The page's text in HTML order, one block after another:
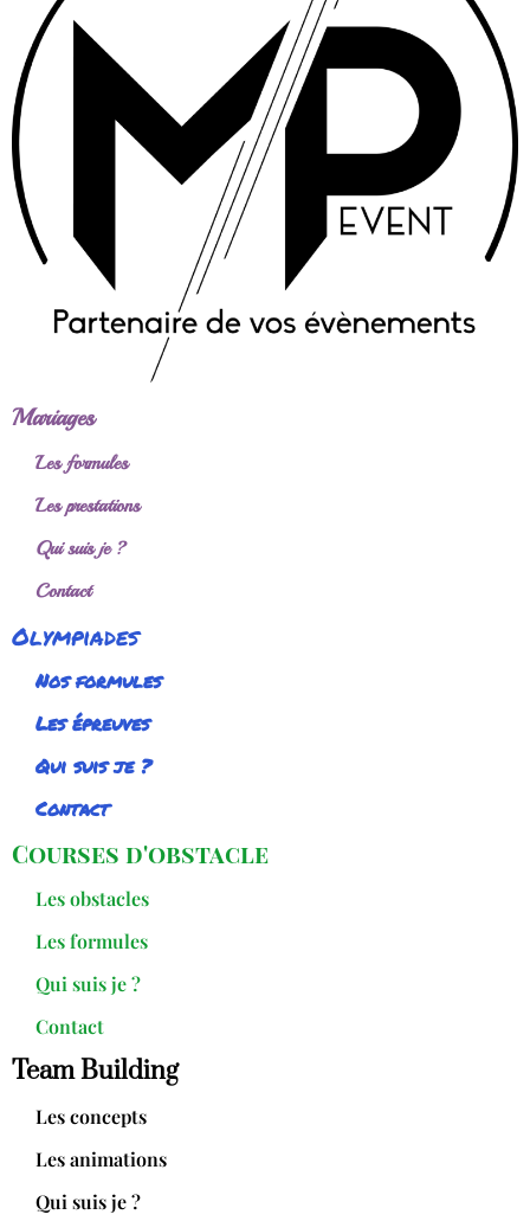
Mariages
Les formules
Les prestations
Qui suis je ?
Contact
Olympiades
Nos formules
Les épreuves
Qui suis je ?
Contact
Courses d'obstacle
Les obstacles
Les formules
Qui suis je ?
Contact
Team Building
Les concepts
Les animations
Qui suis je ?